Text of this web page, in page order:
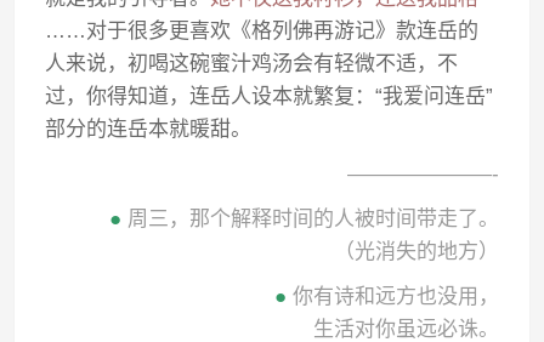
……对于很多更喜欢《格列佛再游记》款连岳的
人来说，初喝这碗蜜汁鸡汤会有轻微不适，不
过，你得知道，连岳人设本就繁复：“我爱问连岳”
部分的连岳本就暖甜。
———————-
● 周三，那个解释时间的人被时间带走了。
（光消失的地方）
● 你有诗和远方也没用，
生活对你虽远必诛。